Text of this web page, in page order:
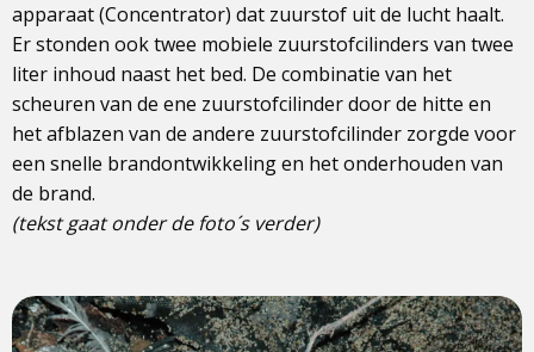
apparaat (Concentrator) dat zuurstof uit de lucht haalt.
Er stonden ook twee mobiele zuurstofcilinders van twee
liter inhoud naast het bed. De combinatie van het
scheuren van de ene zuurstofcilinder door de hitte en
het afblazen van de andere zuurstofcilinder zorgde voor
een snelle brandontwikkeling en het onderhouden van
de brand.
(tekst gaat onder de foto´s verder)
View
photo